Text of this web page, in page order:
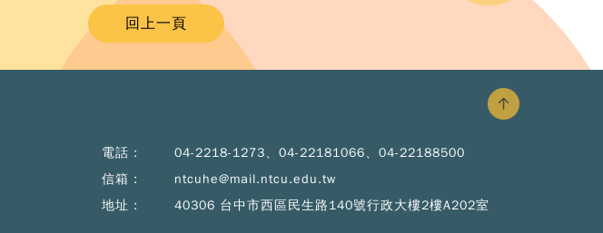
©
回上一頁
電話 :
04-2218-1273、04-22181066、04-22188500
信箱 :
ntcuhe@mail.ntcu.edu.tw
地址 :
40306 台中市西區民生路140號行政大樓2樓A202室